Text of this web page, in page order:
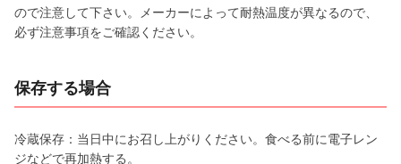
ので注意して下さい。メーカーによって耐熱温度が異なるので、
必ず注意事項をご確認ください。
保存する場合
冷蔵保存：当日中にお召し上がりください。食べる前に電子レン
ジなどで再加熱する。